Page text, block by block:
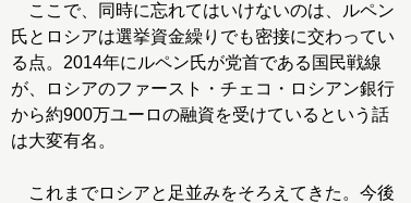
ここで、同時に忘れてはいけないのは、ルペン
氏とロシアは選挙資金繰りでも密接に交わってい
る点。2014年にルペン氏が党首である国民戦線
が、ロシアのファースト・チェコ・ロシアン銀行
から約900万ユーロの融資を受けているという話
は大変有名。
これまでロシアと足並みをそろえてきた。今後